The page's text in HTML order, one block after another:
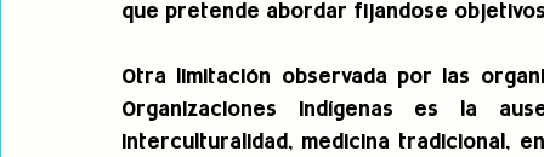
que pretende abordar fijandose
Otra limitación observada por las
Organizaciones Indígenas es la
interculturalidad, medicina tradicional,